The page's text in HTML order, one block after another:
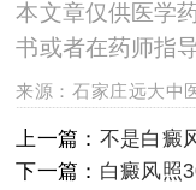
本文章仅供医学
书或者在药师指
来源：石家庄远大中
上一篇： 不是白癜
下一篇： 白癜风照